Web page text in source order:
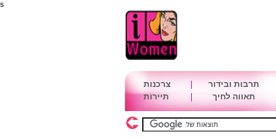
s
תרבות ובידור
צרכנות
תאווה לחיך תיירות